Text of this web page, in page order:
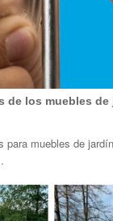
de los muebles de
para muebles de